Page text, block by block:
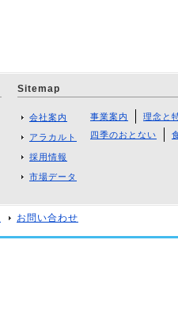
Sitemap
会社案内
アラカルト
採用情報
市場データ
事業案内
理念と
四季のおとない
お問い合わせ